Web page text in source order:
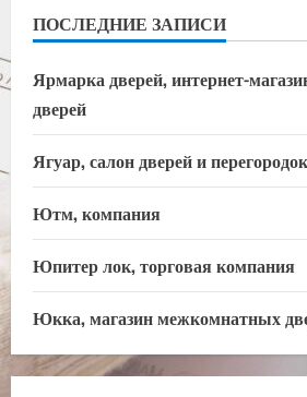
ПОСЛЕДНИЕ ЗАПИСИ
Ярмарка дверей, интернет-
дверей
Ягуар, салон дверей и перегородок
Ютм, компания
Юпитер лок, торговая компания
Юкка, магазин межкомнатных